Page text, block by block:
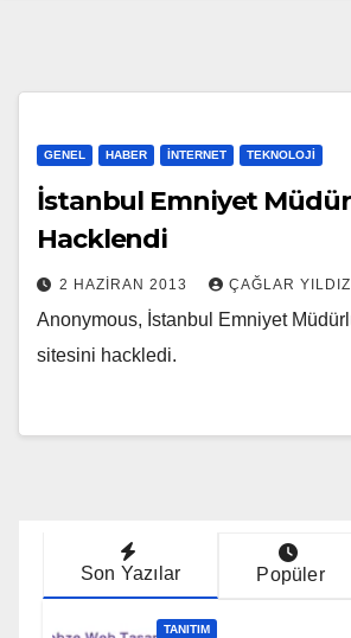
GENEL HABER İNTERNET TEKNOLOJI
İstanbul Emniyet
Hacklendi
2 HAZIRAN 2013 ÇAĞLAR YILDIZ
Anonymous, İstanbul Emniyet
sitesini hackledi.
Son Yazılar Popüler
TANITIM